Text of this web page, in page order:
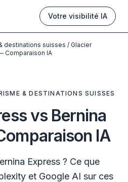
Votre visibilité IA
destinations suisses / Glacier
Comparaison IA
& DESTINATIONS SUISSES
vs Bernina
IA
Express ? Ce que
et Google AI sur ces